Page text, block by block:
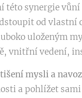
této synergie
od vlastní
uloženým
vnitřní vedení,
mysli a
a pohlížet